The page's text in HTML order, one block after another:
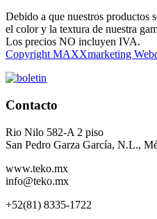
Debido a que nuestros productos
el color y la textura de nuestra
Los precios NO incluyen IVA.
Copyright MAXXmarketing
Contacto
Rio Nilo 582-A 2 piso
San Pedro Garza García, N.L.,
www.teko.mx
info@teko.mx
+52(81) 8335-1722